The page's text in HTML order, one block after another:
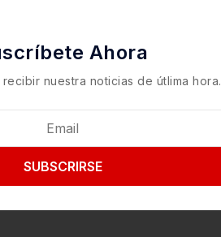
Ahora
nuestra noticias de útlima hora.
SUBSCRIRSE